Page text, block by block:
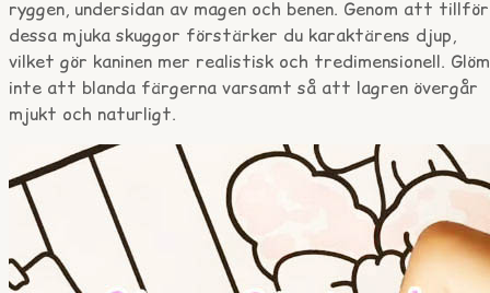
ryggen, undersidan av magen och benen. Genom att
dessa mjuka skuggor förstärker du karaktärens djup,
vilket gör kaninen mer realistisk och tredimensionell. Glöm
inte att blanda färgerna varsamt så att lagren övergår
mjukt och naturligt.